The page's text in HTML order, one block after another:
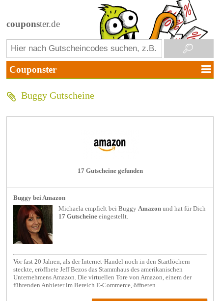
couponster.de
Buggy Gutscheine
17 Gutscheine gefunden
Buggy bei Amazon
Michaela empfielt beiBuggy Amazon und hat für Dich
17 Gutscheine eingestellt.
Vor fast 20 Jahren, als der Internet-Handel noch in den Startlöchern
steckte, eröffnete Jeff Bezos das Stammhaus des amerikanischen
Unternehmens Amazon. Die virtuellen Tore von Amazon, einem der
führenden Anbieter im Bereich E-Commerce, öffneten...